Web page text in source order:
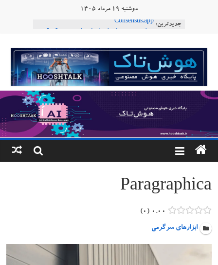
دوشنبه ۱۹ مرداد ۱۴۰۵
جدیدترین: Consensus.app
طبیعی فارسی
ربات «Aru» محصول شرکت فرانسوی Nio
Robotics
ربات T‑800
هوشتاک
پایگاه
خبری
هوش
مصنوعی
www.hooshtaak.ir
Paragraphica
۰.۰۰ ۰
ابزارهای سرگرمی